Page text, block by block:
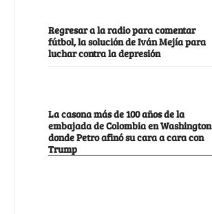
Regresar a la radio para comentar
fútbol, la solución de Iván Mejía para
luchar contra la depresión
La casona más de 100 años de la
embajada de Colombia en Washington
donde Petro afinó su cara a cara con
Trump